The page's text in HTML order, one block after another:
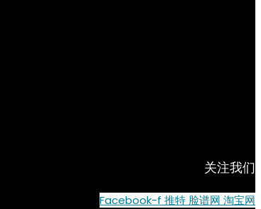
关注我们
Facebook-f 推特 脸谱网 淘宝网